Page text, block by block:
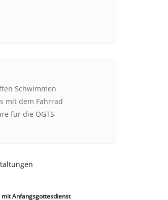
Schwimmen
mit dem Fahrrad
für die OGTS
mit Anfangsgottesdienst